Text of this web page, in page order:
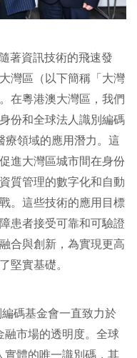
著資訊技術的飛速發
灣區（以下簡稱「大灣
在粵港澳大灣區，我們
份和全球法人識別編碼
療領域的應用潛力。這
進大灣區城市間在身份
質管理的數字化和自動
。這些技術的應用目標
患者接受可靠和可驗證
合與創新，為實現更高
堅實基礎。
碼基金會一直致力於
融市場的透明度。全球
實體的唯一識別碼，其